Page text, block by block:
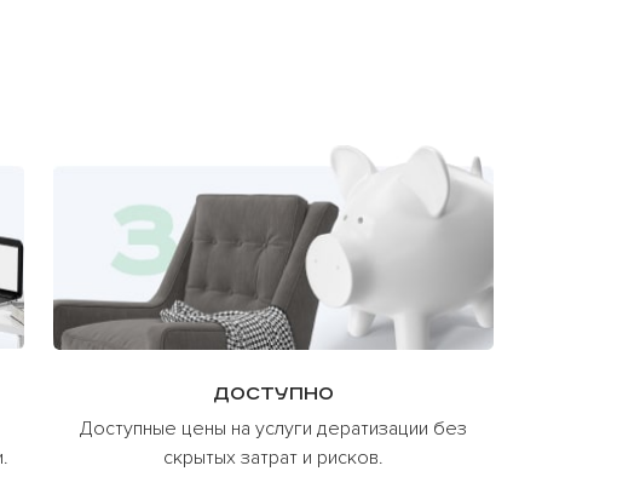
Доступно
Доступные цены на услуги дератизации без
скрытых затрат и рисков.